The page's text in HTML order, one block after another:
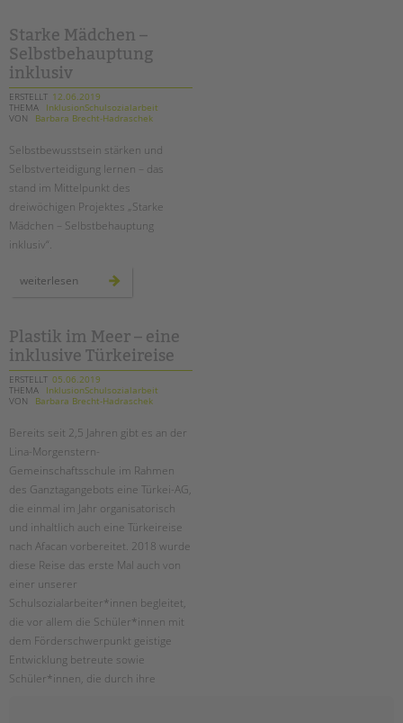
KARRIERE
Stellenangebote
tandem als Arbeitgeberin
NEWS/BLOG
unkuerzbar
Briefe an Kai
PRESSE
KONTAKT
Datenschutz
Hinweisgebersystem
Intranet
lauf
der
berliner
wasserbetriebe
Starke Mädchen –
Selbstbehauptung
inklusiv
ERSTELLT 12.06.2019
THEMA
InklusionSchulsozialarbeit
VON
Barbara Brecht-Hadraschek
Selbstbewusstsein stärken und
Selbstverteidigung lernen – das
stand im Mittelpunkt des
dreiwöchigen Projektes „Starke
Mädchen – Selbstbehauptung
inklusiv“.
weiterlesen
mädchen
Plastik im Meer – eine
inklusive Türkeireise
ERSTELLT 05.06.2019
THEMA
InklusionSchulsozialarbeit
VON
Barbara Brecht-Hadraschek
Bereits seit 2,5 Jahren gibt es an der
Lina-Morgenstern-
Gemeinschaftsschule im Rahmen
des Ganztagangebots eine Türkei-AG,
die einmal im Jahr organisatorisch
und inhaltlich auch eine Türkeireise
nach Afacan vorbereitet. 2018 wurde
diese Reise das erste Mal auch von
einer unserer
Schulsozialarbeiter*innen begleitet,
die vor allem die Schüler*innen mit
dem Förderschwerpunkt geistige
Entwicklung betreute sowie
Schüler*innen, die durch ihre